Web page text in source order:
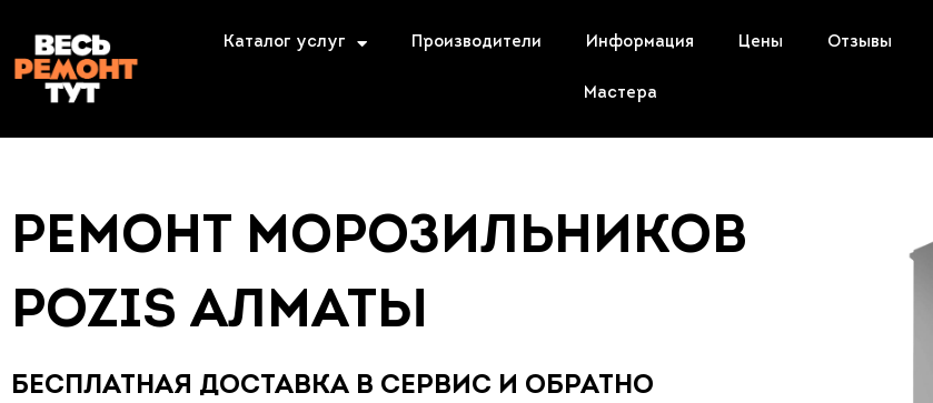
Каталог услуг Производители Информация Цены Отзывы
Мастера
РЕМОНТ МОРОЗИЛЬНИКОВ
POZIS АЛМАТЫ
БЕСПЛАТНАЯ ДОСТАВКА В СЕРВИС И ОБРАТНО